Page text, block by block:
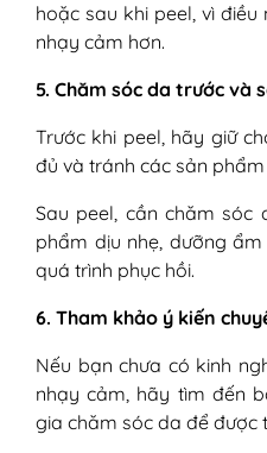
hoặc sau khi peel, vì
nhạy cảm hơn.
5. Chăm sóc da trước và
Trước khi peel, hãy giữ
đủ và tránh các sản
Sau peel, cần chăm sóc
phẩm dịu nhẹ, dưỡng
quá trình phục hồi.
6. Tham khảo ý kiến
Nếu bạn chưa có kinh
nhạy cảm, hãy tìm đến
gia chăm sóc da để được